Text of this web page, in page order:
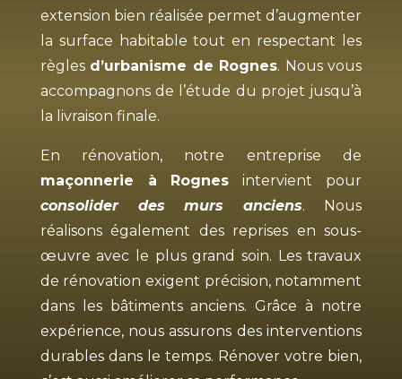
extension bien réalisée permet d’augmenter
la surface habitable tout en respectant les
règles d’urbanisme de Rognes. Nous vous
accompagnons de l’étude du projet jusqu’à
la livraison finale.
En rénovation, notre entreprise de
maçonnerie à Rognes intervient pour
consolider des murs anciens. Nous
réalisons également des reprises en sous-
œuvre avec le plus grand soin. Les travaux
de rénovation exigent précision, notamment
dans les bâtiments anciens. Grâce à notre
expérience, nous assurons des interventions
durables dans le temps. Rénover votre bien,